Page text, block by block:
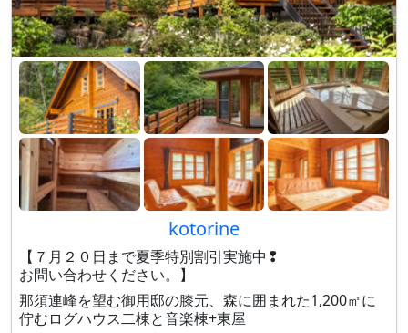
kotorine
【７月２０日まで夏季特別割引実施中❢
お問い合わせください。】
那須連峰を望む御用邸の膝元、森に囲まれた1,200㎡に
佇むログハウス二棟と音楽棟+東屋